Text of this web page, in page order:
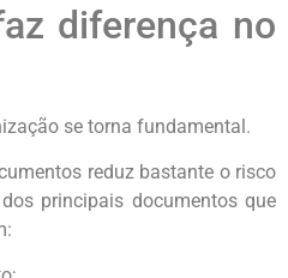
diferença no
se torna fundamental.
reduz bastante o risco
principais documentos que